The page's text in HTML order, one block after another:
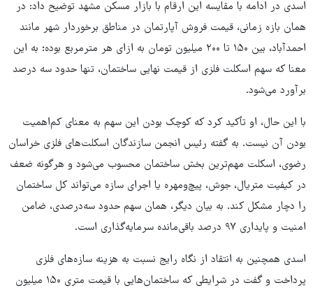
اسدی در ادامه با مقایسه این ارقام با بازار مسکن مشهد توضیح داد: در
همان بازه زمانی، قیمت فروش آپارتمان در مناطق برخوردار شهر مانند
احمدآباد، بین ۱۵۰ تا ۲۰۰ میلیون تومان به ازای هر مترمربع بوده؛ به این
معنا که سهم اسکلت فلزی از قیمت نهایی ساختمان، تنها حدود سه درصد
برآورد می‌شود.
با این حال، او تأکید کرد که کوچک بودن این سهم به معنای کم‌اهمیت
بودن آن نیست. به گفته رئیس انجمن سازندگان اسکلت‌های فلزی خراسان
رضوی، اسکلت مهم‌ترین بخش ساختمان محسوب می‌شود و هرگونه ضعف
در کیفیت متریال، جوش، پیچ‌ومهره یا اجرای سازه می‌تواند کل ساختمان
را دچار مشکل کند. به بیان دیگر، همان سهم حدود سه‌درصدی، ضامن
امنیت و پایداری ۹۷ درصد باقی‌مانده سرمایه‌گذاری است.
اسدی همچنین به انتقاد از نگاه رایج نسبت به هزینه سازه‌های فلزی
پرداخت و گفت در شرایطی که ساختمان‌هایی با قیمت متری ۱۵۰ میلیون